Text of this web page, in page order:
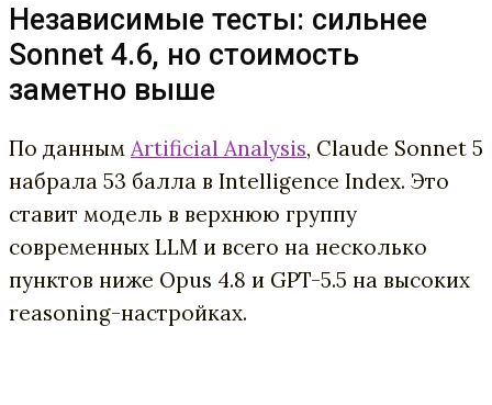
Независимые тесты: сильнее
Sonnet 4.6, но стоимость
заметно выше
По данным Artificial Analysis, Claude Sonnet 5
набрала 53 балла в Intelligence Index. Это
ставит модель в верхнюю группу
современных LLM и всего на несколько
пунктов ниже Opus 4.8 и GPT-5.5 на высоких
reasoning-настройках.